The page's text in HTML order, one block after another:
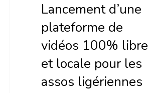
ligériennes
Lancement d’une
plateforme de
vidéos 100% libre
et locale pour les
assos ligériennes